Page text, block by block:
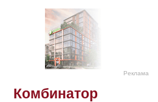
Реклама
Комбинатор